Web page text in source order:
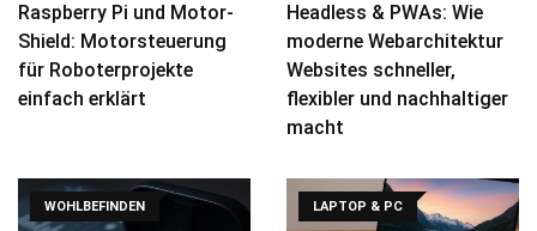
Raspberry Pi und Motor-
Shield: Motorsteuerung
für Roboterprojekte
einfach erklärt
Headless & PWAs: Wie
moderne Webarchitektur
Websites schneller,
flexibler und nachhaltiger
macht
WOHLBEFINDEN LAPTOP & PC